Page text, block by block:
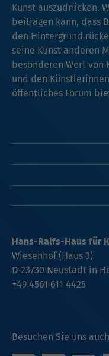
Kunst auszudrücken.
beitragen kann, dass
den Hintergrund
seine Kunst anderen
besonderen Wert von
und den
öffentliches Forum
Besuchen Sie uns
Hans-Ralfs-Haus für
Wiesenhof (Haus 3)
D-23730 Neustadt in
+49 4561 611 4425